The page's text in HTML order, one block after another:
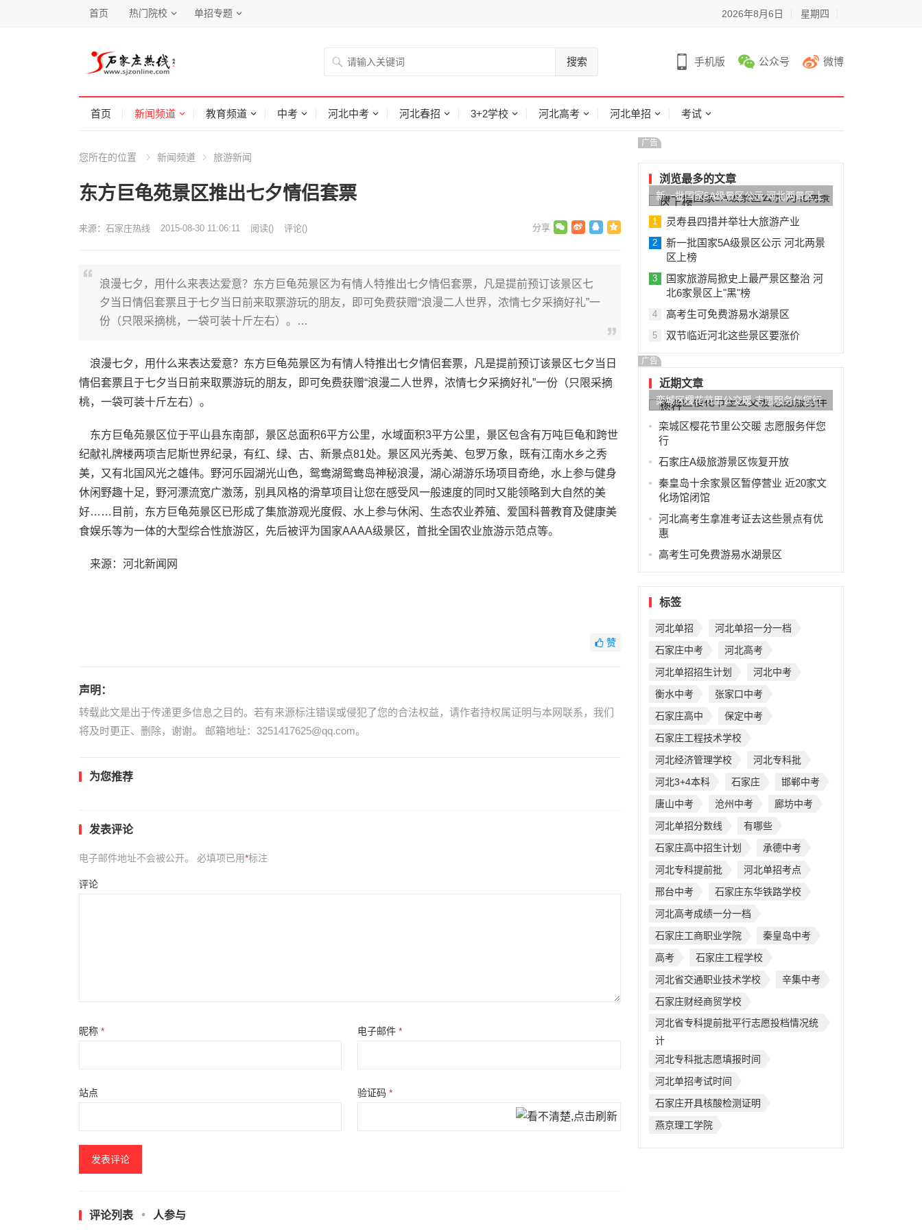
首页 热门院校 单招专题 2026年8月6日 星期四
搜索 手机版 公众号 微博
首页 新闻频道 教育频道 中考 河北中考 河北春招 3+2学校 河北高考 河北单招 考试
您所在的位置 新闻频道 旅游新闻
东方巨龟苑景区推出七夕情侣套票
来源： 石家庄热线 2015-08-30 11:06:11 阅读() 评论()
浪漫七夕，用什么来表达爱意？东方巨龟苑景区为有情人特推出七夕情侣套票，凡是提前预订该景区七
夕当日情侣套票且于七夕当日前来取票游玩的朋友，即可免费获赠“浪漫二人世界，浓情七夕采摘好礼”一
份（只限采摘桃，一袋可装十斤左右）。…
浪漫七夕，用什么来表达爱意？东方巨龟苑景区为有情人特推出七夕情侣套票，凡是提前预订该景区七夕当日
情侣套票且于七夕当日前来取票游玩的朋友，即可免费获赠“浪漫二人世界，浓情七夕采摘好礼”一份（只限采摘
桃，一袋可装十斤左右）。
东方巨龟苑景区位于平山县东南部，景区总面积6平方公里，水域面积3平方公里，景区包含有万吨巨龟和跨世
纪献礼牌楼两项吉尼斯世界纪录，有红、绿、古、新景点81处。景区风光秀美、包罗万象，既有江南水乡之秀
美，又有北国风光之雄伟。野河乐园湖光山色，鸳鸯湖鸳鸯岛神秘浪漫，湖心湖游乐场项目奇绝，水上参与健身
休闲野趣十足，野河漂流宽广激荡，别具风格的滑草项目让您在感受风一般速度的同时又能领略到大自然的美
好……目前，东方巨龟苑景区已形成了集旅游观光度假、水上参与休闲、生态农业养殖、爱国科普教育及健康美
食娱乐等为一体的大型综合性旅游区，先后被评为国家AAAA级景区，首批全国农业旅游示范点等。
来源：河北新闻网
赞
声明：
转载此文是出于传递更多信息之目的。若有来源标注错误或侵犯了您的合法权益，请作者持权属证明与本网联系，我们
将及时更正、删除，谢谢。 邮箱地址：3251417625@qq.com。
为您推荐
发表评论
电子邮件地址不会被公开。 必填项已用*标注
评论
昵称 * 电子邮件*
站点 验证码*
评论列表 人参与
广告
浏览最多的文章
新一批国家5A级景区公示 河北两景区上
榜
1 灵寿县四措并举壮大旅游产业
2
新一批国家5A级景区公示 河北两景
区上榜
3
国家旅游局掀史上最严景区整治 河
北6家景区上"黑"榜
4 高考生可免费游易水湖景区
5 双节临近河北这些景区要涨价
广告
近期文章
栾城区樱花节里公交暖 志愿服务伴您行
栾城区樱花节里公交暖 志愿服务伴您
行
石家庄A级旅游景区恢复开放
秦皇岛十余家景区暂停营业 近20家文
化场馆闭馆
河北高考生拿准考证去这些景点有优
惠
高考生可免费游易水湖景区
标签
河北单招
河北单招一分一档
石家庄中考
河北高考
河北单招招生计划
河北中考
衡水中考
张家口中考
石家庄高中
保定中考
石家庄工程技术学校
河北经济管理学校
河北专科批
河北3+4本科
石家庄
邯郸中考
唐山中考
沧州中考
廊坊中考
河北单招分数线
有哪些
石家庄高中招生计划
承德中考
河北专科提前批
河北单招考点
邢台中考
石家庄东华铁路学校
河北高考成绩一分一档
石家庄工商职业学院
秦皇岛中考
高考
石家庄工程学校
河北省交通职业技术学校
辛集中考
石家庄财经商贸学校
河北省专科提前批平行志愿投档情况统
计
河北专科批志愿填报时间
河北单招考试时间
石家庄开具核酸检测证明
燕京理工学院